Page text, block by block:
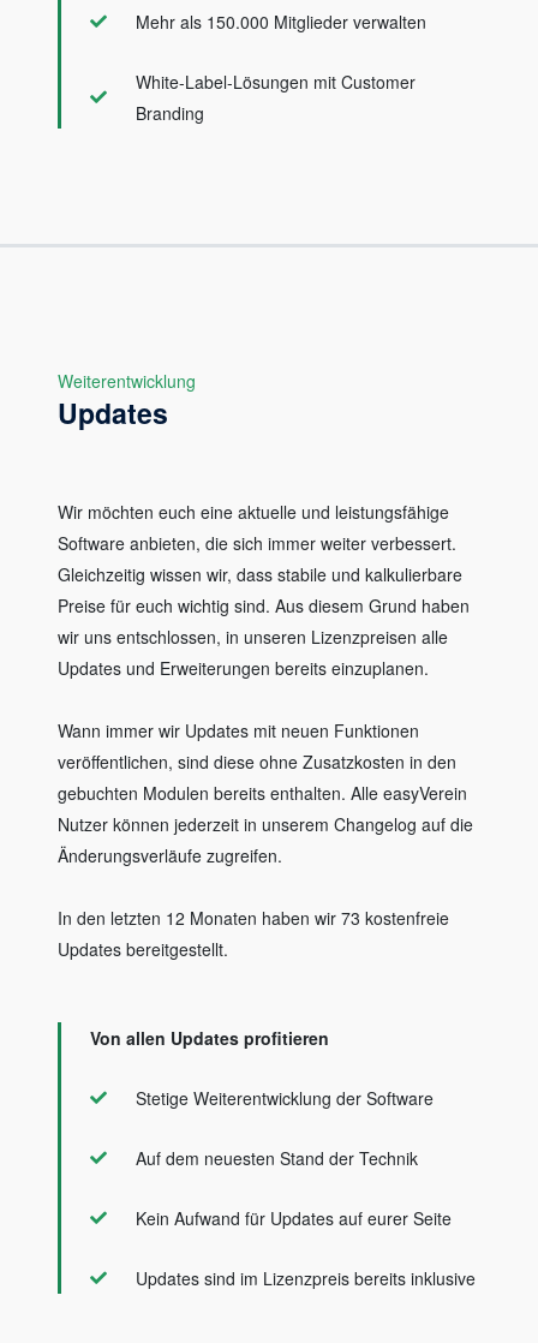
Mehr als 150.000 Mitglieder verwalten
White-Label-Lösungen mit Customer
Branding
Weiterentwicklung
Updates
Wir möchten euch eine aktuelle und leistungsfähige
Software anbieten, die sich immer weiter verbessert.
Gleichzeitig wissen wir, dass stabile und kalkulierbare
Preise für euch wichtig sind. Aus diesem Grund haben
wir uns entschlossen, in unseren Lizenzpreisen alle
Updates und Erweiterungen bereits einzuplanen.
Wann immer wir Updates mit neuen Funktionen
veröffentlichen, sind diese ohne Zusatzkosten in den
gebuchten Modulen bereits enthalten. Alle easyVerein
Nutzer können jederzeit in unserem Changelog auf die
Änderungsverläufe zugreifen.
In den letzten 12 Monaten haben wir 73 kostenfreie
Updates bereitgestellt.
Von allen Updates profitieren
Stetige Weiterentwicklung der Software
Auf dem neuesten Stand der Technik
Kein Aufwand für Updates auf eurer Seite
Updates sind im Lizenzpreis bereits inklusive